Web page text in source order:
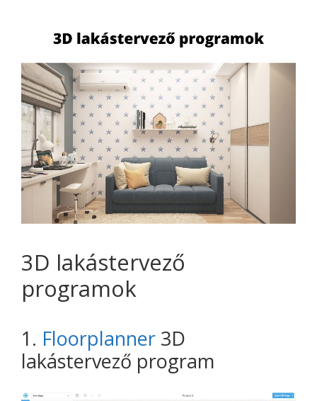
3D lakástervező
programok
1. Floorplanner 3D
lakástervező program